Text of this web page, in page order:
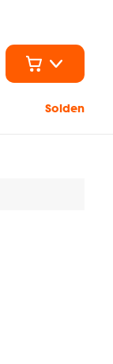
Solden